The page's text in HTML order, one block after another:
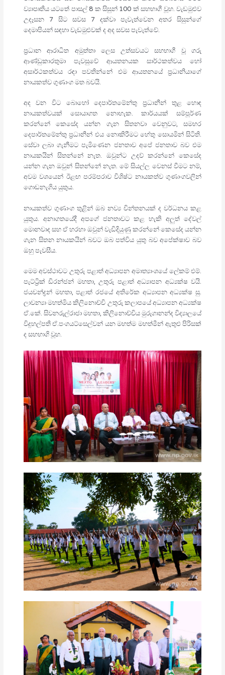
ව්‍යාපෘතිය යටතේ පාසල් 8 ක සිසුන් 100 ක් සහභාගී වූහ. වැඩමුළුව
උදෑසන 7 සිට සවස 7 දක්වා පැවැත්වෙන අතර සිසුන්ගේ
දෙමාපියන් සඳහා වැඩමුළුවක් ද අද සවස පැවැත්වේ.
ප්‍රධාන ආරාධිත අමුත්තා ලෙස උත්සවයට සහභාගී වූ ගරු
ආණ්ඩුකාරතුමා පැවසුවේ ආයතනයක සාර්ථකත්වය හෝ
අසාර්ථකත්වය රඳා පවතින්නේ එම ආයතනයේ ප්‍රධානියාගේ
නායකත්ව ගුණාංග මත බවයි.
අද වන විට බොහෝ දෙපාර්තමේන්තු ප්‍රධානීන් තුළ හොඳ
නායකත්වයක් සොයාගත නොහැක. කාර්යයක් සම්පූර්ණ
කරන්නේ කෙසේද යන්න ගැන සිතනවා වෙනුවට, සමහර
දෙපාර්තමේන්තු ප්‍රධානීන් එය නොකිරීමට හේතු සොයමින් සිටිති.
සේවා ලබා ගැනීමට පැමිණෙන ජනතාව අපේ ජනතාව බව එම
නායකයින් සිතන්නේ නැත. ඔවුන්ට උදව් කරන්නේ කෙසේද
යන්න ගැන ඔවුන් සිතන්නේ නැත. මේ සියල්ල වෙනස් වීමට නම්,
අවම වශයෙන් ඊළඟ පරම්පරාව විශිෂ්ට නායකත්ව ගුණාංගවලින්
ගොඩනැගිය යුතුය.
නායකත්ව ගුණාංග තුළින් ඔබ නව්‍ය චින්තනයක් ද වර්ධනය කළ
යුතුය. අනාගතයේදී අපගේ ජනතාවට කළ හැකි අලුත් දේවල්
මොනවාද සහ ඒ හරහා ඔවුන් වැඩිදියුණු කරන්නේ කෙසේද යන්න
ගැන සිතන නායකයින් බවට ඔබ පත්විය යුතු බව අපේක්ෂාව බව
ඔහු පැවසීය.
මෙම අවස්ථාවට උතුරු පළාත් අධ්‍යාපන අමාත්‍යාංශයේ ලේකම් එම්.
පැට්ට්‍රික් ඩිරන්ජන් මහතා, උතුරු පළාත් අධ්‍යාපන අධ්‍යක්ෂ වයි.
ජයචන්ද්‍රන් මහතා, පළාත් රජයේ අතිරේක අධ්‍යාපන අධ්‍යක්ෂ සු.
ලාවන්‍යා මහත්මිය කිලිනොච්චි උතුරු කලාපයේ අධ්‍යාපන අධ්‍යක්ෂ
ඒ.කේ. සිවනරුල්රාජා මහතා, කිලිනොච්චිය මුරුගානන්ද විද්‍යාලයේ
විදුහල්පති ඒ.පංගයට්සෙල්වන් යන මහත්ම මහත්මීන් ඇතුළු පිරිසක්
ද සහභාගි වූහ.